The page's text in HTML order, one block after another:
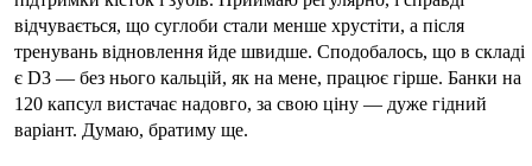
відчувається, що суглоби стали менше хрустіти, а після
тренувань відновлення йде швидше. Сподобалось, що в складі
є D3 — без нього кальцій, як на мене, працює гірше. Банки на
120 капсул вистачає надовго, за свою ціну — дуже гідний
варіант. Думаю, братиму ще.